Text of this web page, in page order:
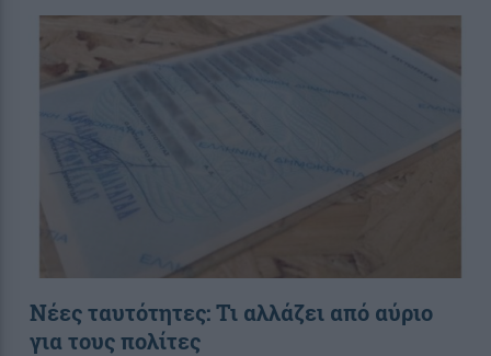
Νέες ταυτότητες: Τι αλλάζει από αύριο
για τους πολίτες